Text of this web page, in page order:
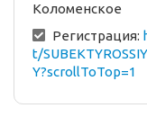
Коломенское
Регистрация:
t/
Y?scrollToTop=1